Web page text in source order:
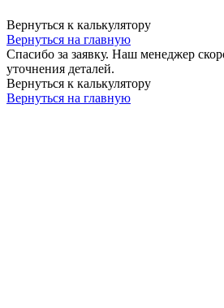
Вернуться к калькулятору
Вернуться на главную
Спасибо за заявку. Наш менеджер
уточнения деталей.
Вернуться к калькулятору
Вернуться на главную